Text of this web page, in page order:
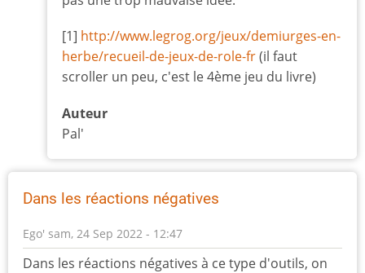
[1] http://www.legrog.org/jeux/demiurges-en-
herbe/recueil-de-jeux-de-role-fr(il faut
scroller un peu, c'est le 4ème jeu du livre)
Auteur
Pal'
Dans les réactions négatives
Ego' sam, 24 Sep 2022 - 12:47
Dans les réactions négatives à ce type d'outils, on